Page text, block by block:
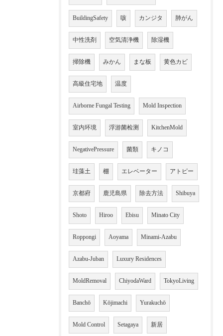
BuildingSafety 咳 カンジタ 肺がん
中性洗剤 空気清浄機 除湿機
掃除機 みかん まな板 黄色カビ
高級住宅地 温度
Airborne Fungal Testing Mold Inspection
室内环境 浮游菌检测 KitchenMold
NegativePressure 菌類 キノコ
珪藻土 棚 エレベーター アトピー
京都府 鹿児島県 除去方法 Shibuya
Shoto Hiroo Ebisu Minato City
Roppongi Aoyama Minami-Azabu
Azabu-Juban Luxury Residences
MoldRemoval ChiyodaWard TokyoLiving
Banchō Kōjimachi Yurakuchō
Mold Control Setagaya 新居